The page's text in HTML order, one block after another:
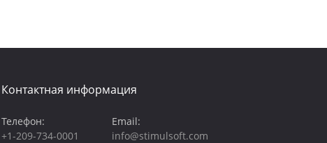
Контактная информация
Телефон:
+1-209-734-0001
Email:
info@stimulsoft.com